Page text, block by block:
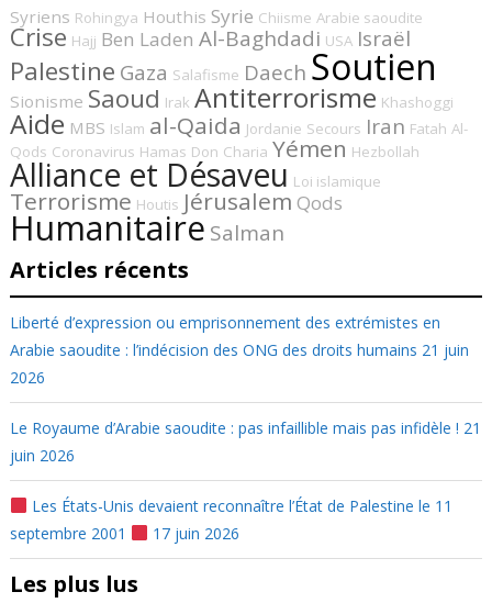
Syriens Rohingya Houthis Syrie Chiisme Arabie saoudite
Crise Hajj Ben Laden Al-Baghdadi USA Israël
Palestine Gaza Salafisme Daech Soutien
Sionisme Saoud Irak Antiterrorisme Khashoggi
Aide MBS Islam al-Qaida Jordanie Secours Iran Fatah Al-
Qods Coronavirus Hamas Don Charia Yémen Hezbollah
Alliance et Désaveu Loi islamique
Terrorisme Houtis Jérusalem Qods
Humanitaire Salman
Articles récents
Liberté d’expression ou emprisonnement des extrémistes en
Arabie saoudite : l’indécision des ONG des droits humains 21 juin
2026
Le Royaume d’Arabie saoudite : pas infaillible mais pas infidèle ! 21
juin 2026
Les États-Unis devaient reconnaître l’État de Palestine le 11
septembre 2001
17 juin 2026
Les plus lus